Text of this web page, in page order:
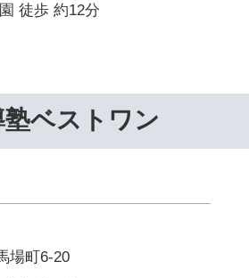
徒歩 約12分
ベストワン
場町6-20